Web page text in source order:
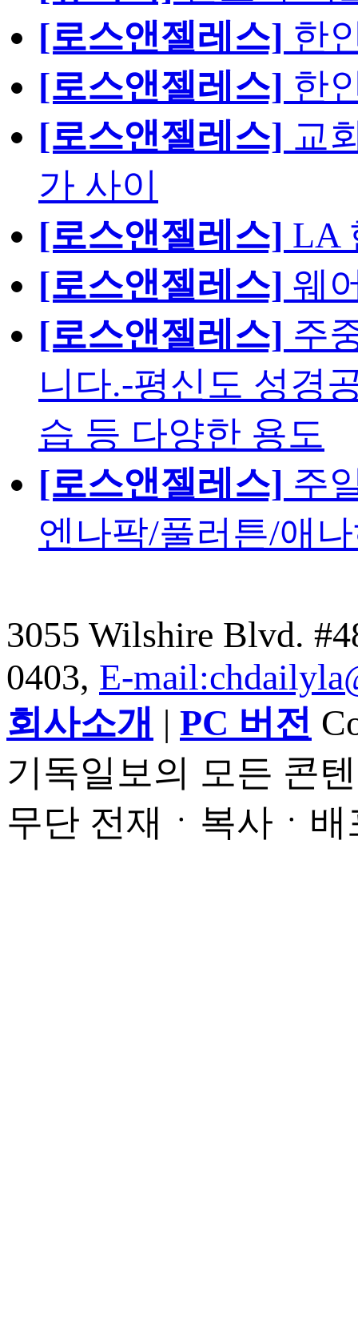
[로스앤젤레스] 한
[로스앤젤레스] 한
[로스앤젤레스] 교
가 사이
[로스앤젤레스] LA
[로스앤젤레스] 웨
[로스앤젤레스] 주
니다.-평신도 성경
습 등 다양한 용도
[로스앤젤레스] 주
엔나팍/풀러튼/애
3055 Wilshire Blvd.
0403, E-
회사소개 | PC 버전
기독일보의 모든 콘
무단 전재ㆍ복사ㆍ